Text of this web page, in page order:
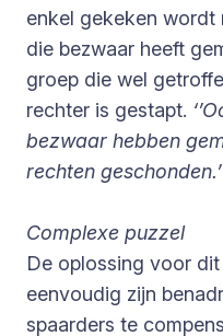
enkel gekeken wordt
die bezwaar heeft
groep die wel
rechter is gestapt.
bezwaar hebben
rechten
Complexe puzzel
De oplossing voor
eenvoudig zijn
spaarders te